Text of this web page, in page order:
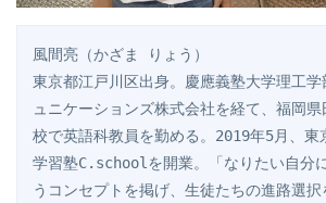
風間亮（かざま りょう）
東京都江戸川区出身。慶應義塾大学理工学
ュニケーションズ株式会社を経て、福岡
校で英語科教員を勤める。2019年5月、東
学習塾C.schoolを開業。「なりたい自分
うコンセプトを掲げ、生徒たちの進路選